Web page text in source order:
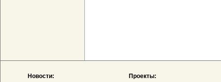
Новости: Проекты: